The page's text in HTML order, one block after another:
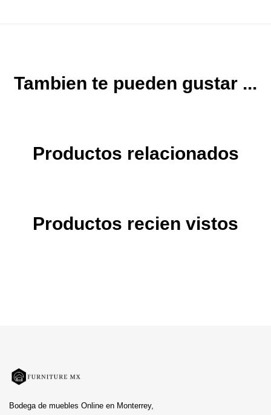
Tambien te pueden gustar ...
Productos relacionados
Productos recien vistos
Bodega de muebles Online en Monterrey,